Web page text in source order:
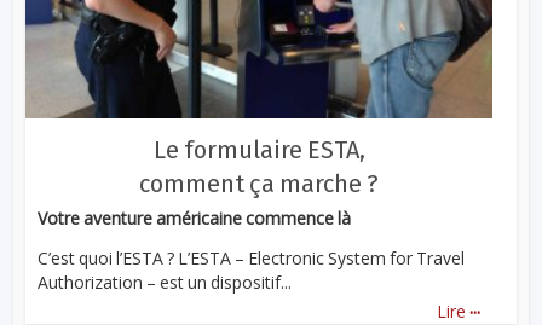
Le formulaire ESTA,
comment ça marche ?
Votre aventure américaine commence là
C’est quoi l’ESTA ? L’ESTA – Electronic System for Travel
Authorization – est un dispositif...
Lire ...